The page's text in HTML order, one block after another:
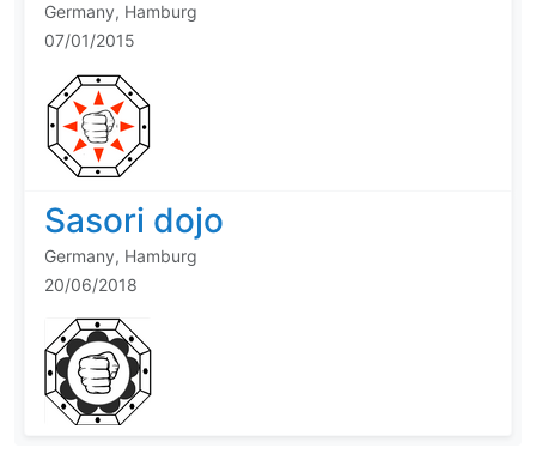
Germany, Hamburg
07/01/2015
Sasori dojo
Germany, Hamburg
20/06/2018